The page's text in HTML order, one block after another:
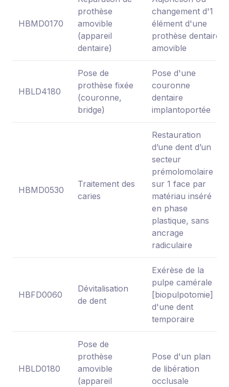
HBMD0170
prothèse
amovible
(appareil
dentaire)
changement d'1
élément d'une
prothèse dentaire
amovible
HBLD4180
Pose de
prothèse fixée
(couronne,
bridge)
Pose d'une
couronne
dentaire
implantoportée
HBMD0530
Traitement des
caries
Restauration
d’une dent d’un
secteur
prémolomolaire
sur 1 face par
matériau inséré
en phase
plastique, sans
ancrage
radiculaire
HBFD0060
Dévitalisation
de dent
Exérèse de la
pulpe camérale
[biopulpotomie]
d'une dent
temporaire
HBLD0180
Pose de
prothèse
amovible
(appareil
Pose d'un plan
de libération
occlusale